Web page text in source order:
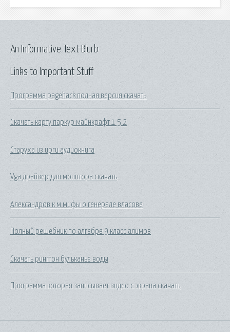
Links to Important Stuff
Программа pagehack полная версия скачать
Скачать карту паркур майнкрафт 1 5 2
Старуха из ирги аудиокнига
Vga драйвер для монитора скачать
Александров к м мифы о генерале власове
Полный решебник по алгебре 9 класс алимов
Скачать рингтон бульканье воды
Программа которая записывает видео с экрана скачать
An Informative Text Blurb